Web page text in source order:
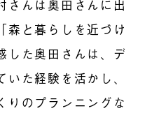
さんは奥田さんに出
森と暮らしを近づけ
した奥田さんは、デ
た経験を活かし、
りのプランニングな